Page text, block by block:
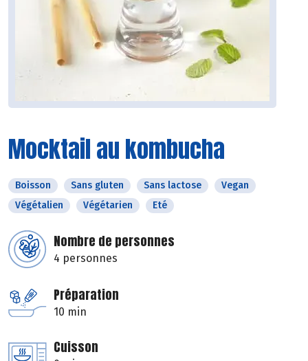
Mocktail au kombucha
Boisson Sans gluten Sans lactose
Vegan
Végétalien
Végétarien Eté
Nombre de personnes
4 personnes
Préparation
10 min
Cuisson